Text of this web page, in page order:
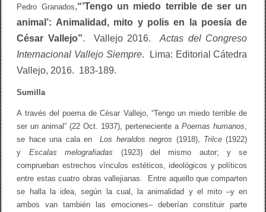
d
e
e
u
n
a
l
Pedro Granados,“’Tengo un miedo terrible de ser un
animal’: Animalidad, mito y polis en la poesía de
César Vallejo”. Vallejo 2016.Actas del Congreso
Internacional Vallejo Siempre. Lima: Editorial Cátedra
Vallejo, 2016. 183-189.
Sumilla
A través del poema de César Vallejo, “Tengo un miedo terrible de
ser un animal” (22 Oct. 1937), perteneciente aPoemas humanos
se hace una cala enLos heraldos negros (1918), Trilce(1922)
y Escalas melografiadas (1923) del mismo autor; y se
comprueban estrechos vínculos estéticos, ideológicos y políticos
entre estas cuatro obras vallejianas. Entre aquello que comparten
se halla la idea, según la cual, la animalidad y el mito –y en
ambos van también las emociones– deberían constituir parte